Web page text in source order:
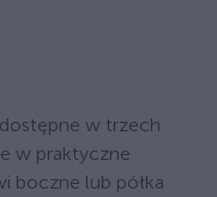
w trzech
w praktyczne
boczne lub półka